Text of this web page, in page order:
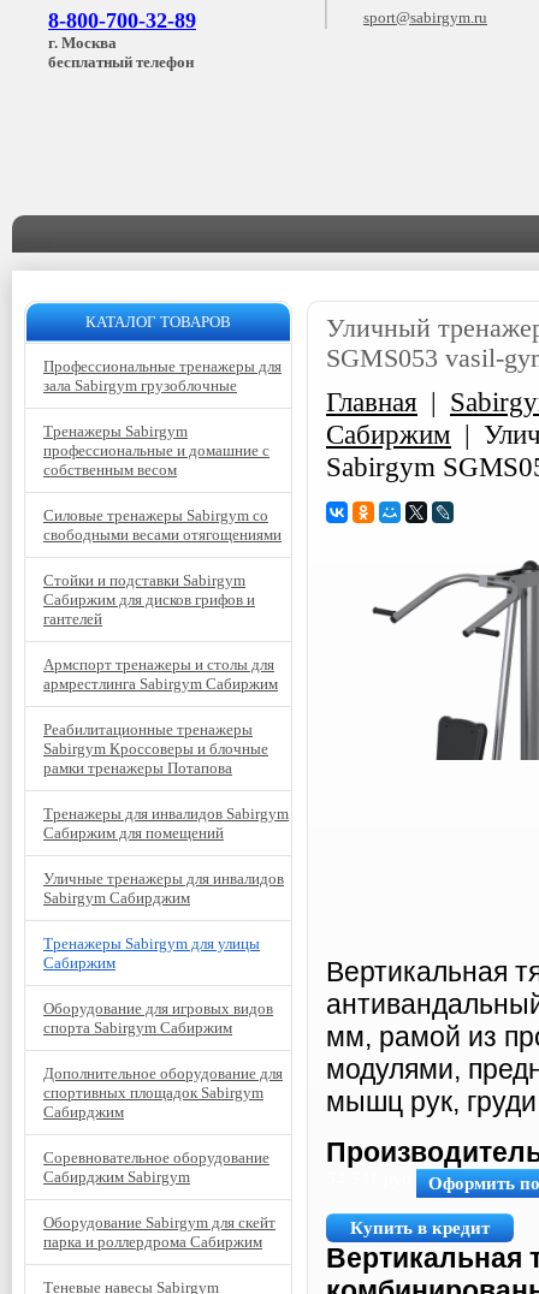
8-800-700-32-89
г. Москва
бесплатный телефон
sport@sabirgym.ru
Уличный
SGMS053 vasil-
Главная |
Сабиржим |
Sabirgym
Вертикальная
мм, рамой из
модулями,
мышц рук, груди
Оформить
Купить в кредит
Вертикальная
КАТАЛОГ ТОВАРОВ
Профессиональные тренажеры для
зала Sabirgym грузоблочные
Тренажеры Sabirgym
профессиональные и домашние с
собственным весом
Силовые тренажеры Sabirgym со
свободными весами отягощениями
Стойки и подставки Sabirgym
Сабиржим для дисков грифов и
гантелей
Армспорт тренажеры и столы для
армрестлинга Sabirgym Сабиржим
Реабилитационные тренажеры
Sabirgym Кроссоверы и блочные
рамки тренажеры Потапова
Тренажеры для инвалидов Sabirgym
Сабиржим для помещений
Уличные тренажеры для инвалидов
Sabirgym Сабирджим
Тренажеры Sabirgym для улицы
Сабиржим
Оборудование для игровых видов
спорта Sabirgym Сабиржим
Дополнительное оборудование для
спортивных площадок Sabirgym
Сабирджим
Соревновательное оборудование
Сабирджим Sabirgym
Оборудование Sabirgym для скейт
парка и роллердрома Сабиржим
Теневые навесы Sabirgym